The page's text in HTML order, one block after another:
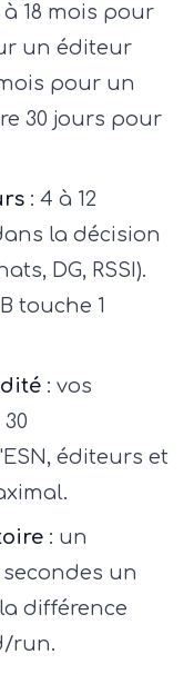
à 18 mois pour
un éditeur
pour un
30 jours pour
: 4 à 12
la décision
DG, RSSI).
touche 1
: vos
éditeurs et
: un
un
différence
run.